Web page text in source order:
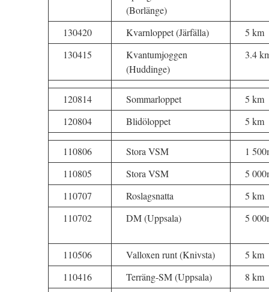
(Borlänge)
130420 Kvarnloppet (Järfälla)
5 km
130415
Kvantumjoggen
(Huddinge)
3.4
120814 Sommarloppet
5 km
120804
Blidöloppet 5 km
110806 Stora VSM
1
110805
Stora VSM
5
110707
Roslagsnatta
5 km
110702
DM (Uppsala) 5
110506 Valloxen runt (Knivsta)
5 km
110416
Terräng-SM (Uppsala)
8 km